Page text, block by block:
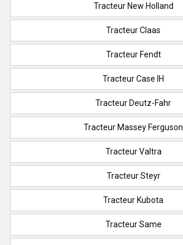
Tracteur New Holland
Tracteur Claas
Tracteur Fendt
Tracteur Case IH
Tracteur Deutz-Fahr
Tracteur Massey Ferguson
Tracteur Valtra
Tracteur Steyr
Tracteur Kubota
Tracteur Same